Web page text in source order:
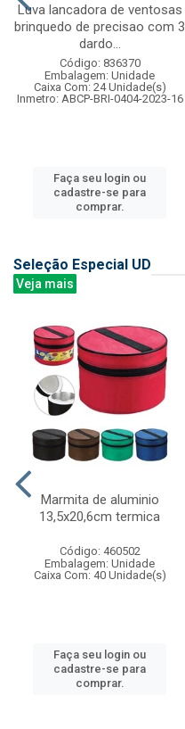
Luva lancadora de ventosas
brinquedo de precisao com 3
dardo...
Código: 836370
Embalagem: Unidade
Caixa Com: 24 Unidade(s)
Inmetro: ABCP-BRI-0404-2023-16
Faça seu login ou
cadastre-se para
comprar.
Seleção Especial UD
Veja mais
Marmita de aluminio
13,5x20,6cm termica
Código: 460502
Embalagem: Unidade
Caixa Com: 40 Unidade(s)
Faça seu login ou
cadastre-se para
comprar.